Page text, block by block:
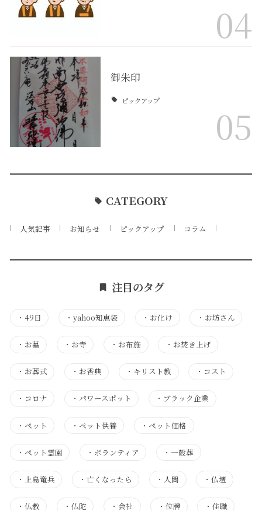
04
御朱印
ピックアップ
05
CATEGORY
人気記事 お知らせ ピックアップ コラム
注目のタグ
・ 49日 ・yahoo知恵袋 ・ お化け ・ お坊さん
・ お墓 ・ お寺 ・ お布施 ・ お焚き上げ
・ お葬式 ・ お香典 ・ キリスト教 ・ コスト
・ コロナ ・ パワースポット ・ ブラック企業
・ ペット ・ ペット供養 ・ ペット価格
・ ペット霊園 ・ ボランティア ・一般葬
・ 上島竜兵 ・亡くなったら ・ 人間 ・ 仏壇
・ 仏教 ・仏陀 ・会社 ・ 位牌 ・ 住職